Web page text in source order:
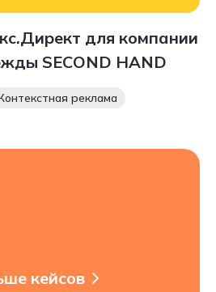
для компании
SECOND HAND
реклама
кейсов